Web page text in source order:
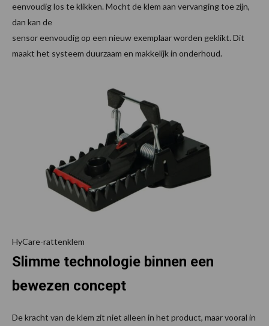
eenvoudig los te klikken. Mocht de klem aan vervanging toe zijn,
dan kan de
sensor eenvoudig op een nieuw exemplaar worden geklikt. Dit
maakt het systeem duurzaam en makkelijk in onderhoud.
HyCare-rattenklem
Slimme technologie binnen een
bewezen concept
De kracht van de klem zit niet alleen in het product, maar vooral in